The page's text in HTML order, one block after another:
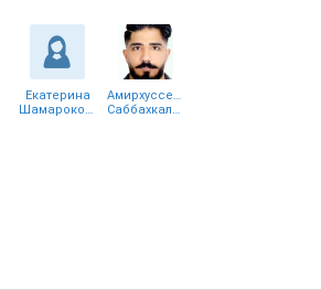
Екатерина
Шамарокова
Амирхуссейн
Саббахкалат